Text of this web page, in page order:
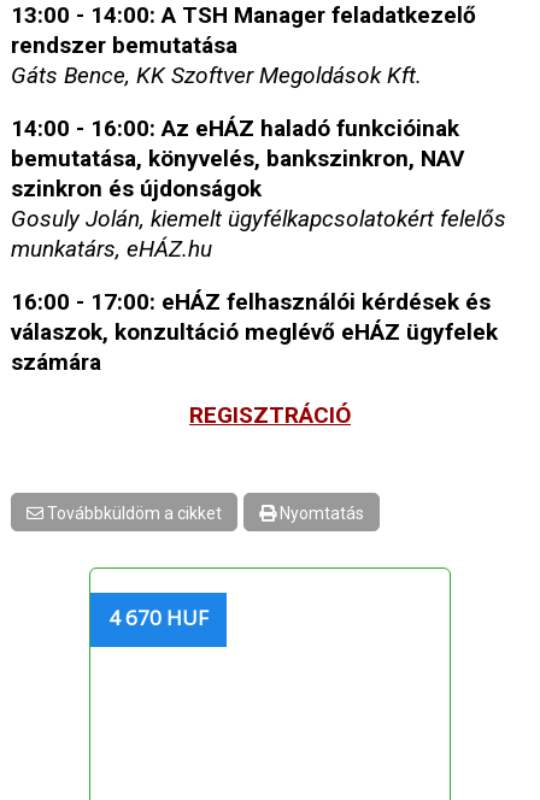
13:00 - 14:00: A TSH Manager feladatkezelő
rendszer bemutatása
Gáts Bence, KK Szoftver Megoldások Kft.
14:00 - 16:00: Az eHÁZ haladó funkcióinak
bemutatása, könyvelés, bankszinkron, NAV
szinkron és újdonságok
Gosuly Jolán, kiemelt ügyfélkapcsolatokért felelős
munkatárs, eHÁZ.hu
16:00 - 17:00: eHÁZ felhasználói kérdések és
válaszok, konzultáció meglévő eHÁZ ügyfelek
számára
REGISZTRÁCIÓ
Továbbküldöm a cikket Nyomtatás
4 670 HUF